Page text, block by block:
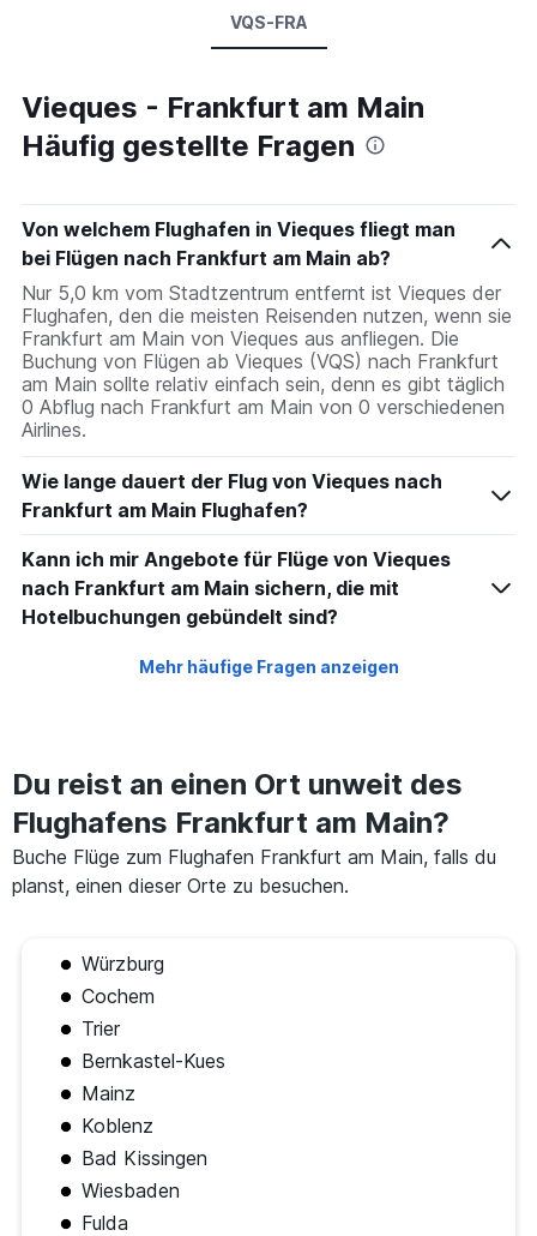
VQS-FRA
Vieques - Frankfurt am Main
Häufig gestellte Fragen
Von welchem Flughafen in Vieques fliegt man
bei Flügen nach Frankfurt am Main ab?
Nur 5,0 km vom Stadtzentrum entfernt ist Vieques der
Flughafen, den die meisten Reisenden nutzen, wenn sie
Frankfurt am Main von Vieques aus anfliegen. Die
Buchung von Flügen ab Vieques (VQS) nach Frankfurt
am Main sollte relativ einfach sein, denn es gibt täglich
0 Abflug nach Frankfurt am Main von 0 verschiedenen
Airlines.
Wie lange dauert der Flug von Vieques nach
Frankfurt am Main Flughafen?
Kann ich mir Angebote für Flüge von Vieques
nach Frankfurt am Main sichern, die mit
Hotelbuchungen gebündelt sind?
Mehr häufige Fragen anzeigen
Du reist an einen Ort unweit des
Flughafens Frankfurt am Main?
Buche Flüge zum Flughafen Frankfurt am Main, falls du
planst, einen dieser Orte zu besuchen.
Würzburg
Cochem
Trier
Bernkastel-Kues
Mainz
Koblenz
Bad Kissingen
Wiesbaden
Fulda